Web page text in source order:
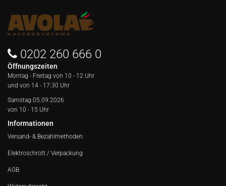
0202 260 666 0
Öffnungszeiten
Montag - Freitag von 10 - 12 Uhr
und von 14 - 17:30 Uhr
Samstag 05.09.2026
von 10 - 15 Uhr
Informationen
Versand- & Bezahlmethoden
Elektroschrott / Verpackung
AGB